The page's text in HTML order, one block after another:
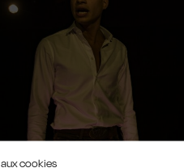
cookies